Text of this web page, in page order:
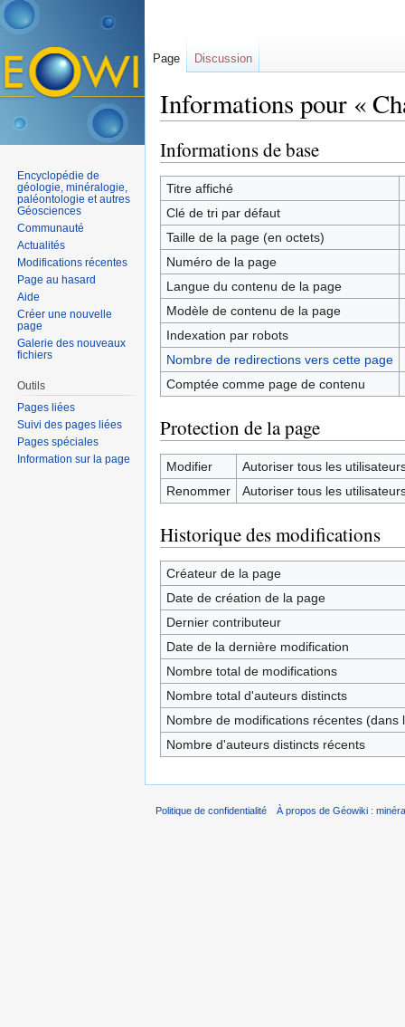
Informations pour «
Informations de base
Titre affiché
Clé de tri par défaut
Taille de la page (en octets)
Numéro de la page
Langue du contenu de la page
Modèle de contenu de la page
Indexation par robots
Nombre de redirections vers cette page
Comptée comme page de contenu
Protection de la page
Modifier
Autoriser tous les
Renommer
Autoriser tous les
Historique des modifications
Créateur de la page
Date de création de la page
Dernier contributeur
Date de la dernière modification
Nombre total de modifications
Nombre total d'auteurs distincts
Nombre de modifications récentes (dans
Nombre d'auteurs distincts récents
Page Discussion
Encyclopédie de
géologie, minéralogie,
paléontologie et autres
Géosciences
Communauté
Actualités
Modifications récentes
Page au hasard
Aide
Créer une nouvelle
page
Galerie des nouveaux
fichiers
Outils
Pages liées
Suivi des pages liées
Pages spéciales
Information sur la page
Politique de confidentialité À propos de Géowiki :